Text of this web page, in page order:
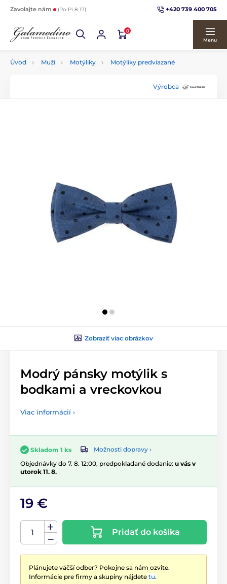
Zavolajte nám (Po-Pi 8-17) +420 739 400 705
0
Menu
Úvod Muži Motýliky Motýliky predviazané
Výrobca
Zobraziť viac obrázkov
Modrý pánsky motýlik s
bodkami a vreckovkou
Viac informácií ›
Skladom 1 ks
Možnosti dopravy ›
Objednávky do 7. 8. 12:00, predpokladané dodanie: u vás v
utorok 11. 8.
19 €
Pridať do košíka
Plánujete väčší odber? Pokojne sa nám ozvite.
Informácie pre firmy a skupiny nájdete tu.